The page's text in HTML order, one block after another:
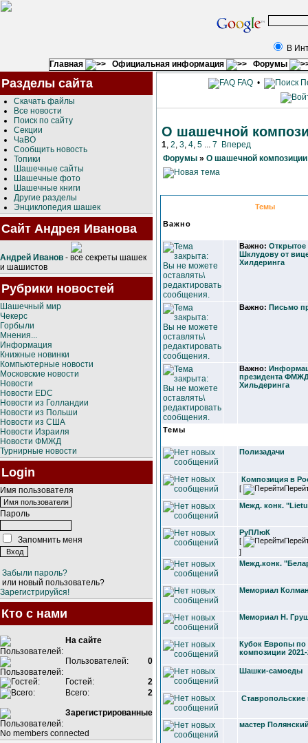
В
Главная
Официальная информация Форумы
Разделы сайта
Скачать файлы
Все новости
Поиск по сайту
Секции
ЧаВО
Сообщить новость
Топики
Шашечные сайты
Шашечные фото
Шашечные книги
Другие разделы
Энциклопедия шашек
Сайт Андрея Иванова
Андрей Иванов - все секреты шашек
и шашистов
Рубрики новостей
Шашечный мир
Чекерс
Горбыли
Мнения...
Информация
Книжные новинки
Компьютерные новости
Московские новости
Новости
Новости EDC
Новости из Голландии
Новости из Польши
Новости из США
Новости Израиля
Новости ФМЖД
Турнирные новости
Login
Имя пользователя
Пароль
Запомнить меня
Забыли пароль?
или новый пользователь?
Зарегистрируйся!
Кто с нами
На сайте
Пользователей: 0
Гостей:
2
Всего:
2
Зарегистрированные
No members connected
FAQ •
О шашечной
1, 2, 3, 4, 5 ... 7
Вперед
Форумы » О шашечной композиции
Темы
Важно
Важно: Открытое
Шклудову от
Хилдеринга
Важно: Письмо
Важно:
президента
Хильдеринга
Темы
Полизадачи
Композиция в
[
Межд. конк.
РуПЛюК
[
]
Межд.конк.
Мемориал
Мемориал Н.
Кубок Европы
композиции 2021-
Шашки-самоеды
мастер